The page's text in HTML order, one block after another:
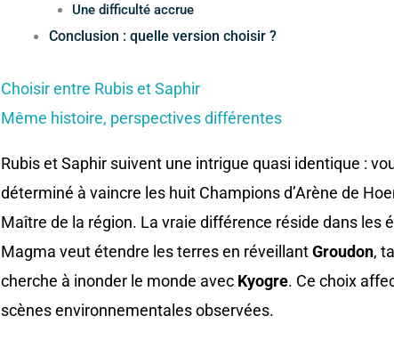
Une difficulté accrue
Conclusion : quelle version choisir ?
Choisir entre Rubis et Saphir
Même histoire, perspectives différentes
Rubis et Saphir suivent une intrigue quasi identique :
déterminé à vaincre les huit Champions d’Arène de
Maître de la région. La vraie différence réside dans les
Magma veut étendre les terres en réveillantGroudon,
cherche à inonder le monde avec Kyogre. Ce choix
scènes environnementales observées.